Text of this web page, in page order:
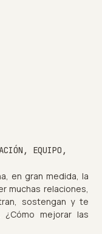
, EQUIPO ,
en gran medida, la
muchas relaciones,
sostengan y te
mejorar las